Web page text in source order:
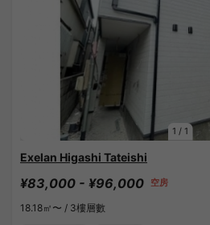
1 / 1
Exelan Higashi Tateishi
¥83,000 - ¥96,000 空房
18.18㎡〜 / 3樓層數